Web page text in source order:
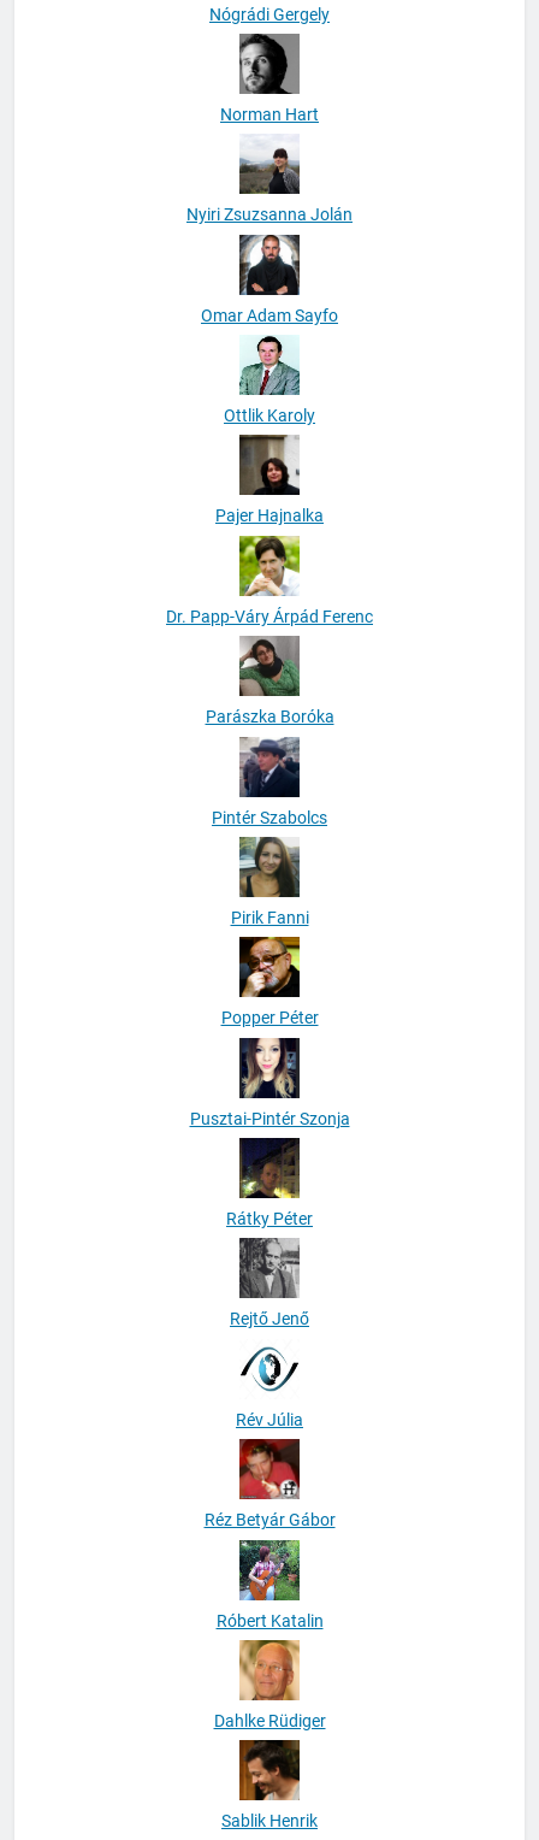
Nógrádi Gergely
Norman Hart
Nyiri Zsuzsanna Jolán
Omar Adam Sayfo
Ottlik Karoly
Pajer Hajnalka
Dr. Papp-Váry Árpád Ferenc
Parászka Boróka
Pintér Szabolcs
Pirik Fanni
Popper Péter
Pusztai-Pintér Szonja
Rátky Péter
Rejtő Jenő
Rév Júlia
Réz Betyár Gábor
Róbert Katalin
Dahlke Rüdiger
Sablik Henrik